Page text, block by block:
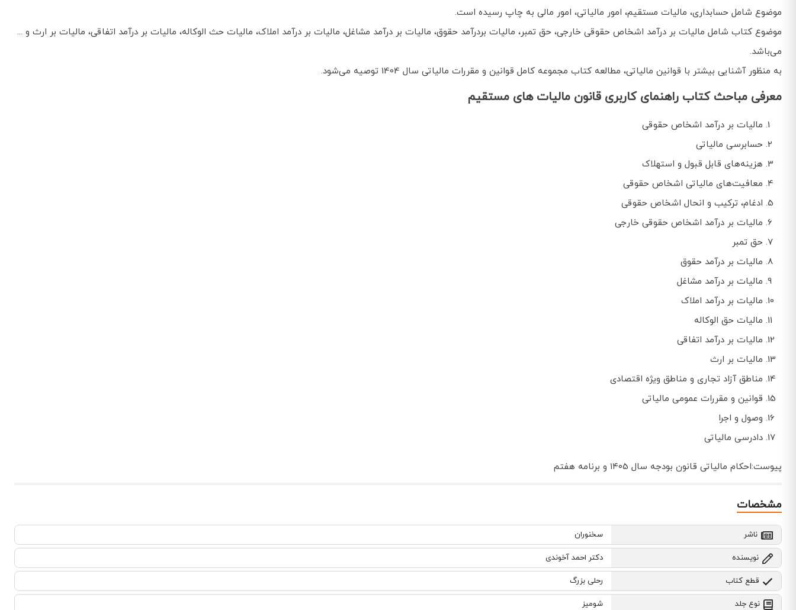
موضوع شامل حسابداری، مالیات مستقیم، امور مالیاتی، امور مالی به چاپ رسیده است.
موضوع کتاب شامل مالیات بر درآمد اشخاص حقوقی خارجی، حق تمبر، مالیات بردرآمد حقوق، مالیات بر درآمد مشاغل، مالیات بر درآمد املاک، مالیات حث الوکاله، مالیات بر درآمد اتفاقی، مالیات بر ارث و ...
می‌باشد.
به منظور آشنایی بیشتر با قوانین مالیاتی، مطالعه کتاب مجموعه کامل قوانین و مقررات مالیاتی سال 1404 توصیه می‌شود.
معرفی مباحث کتاب راهنمای کاربری قانون مالیات های مستقیم
مالیات بر درآمد اشخاص حقوقی
حسابرسی مالیاتی
هزینه‌های قابل قبول و استهلاک
معافیت‌های مالیاتی اشخاص حقوقی
ادغام، ترکیب و انحال اشخاص حقوقی
مالیات بر درآمد اشخاص حقوقی خارجی
حق تمبر
مالیات بر درآمد حقوق
مالیات بر درآمد مشاغل
مالیات بر درآمد املاک
مالیات حق الوکاله
مالیات بر درآمد اتفاقی
مالیات بر ارث
مناطق آزاد تجاری و مناطق ویژه اقتصادی
قوانین و مقررات عمومی مالیاتی
وصول و اجرا
دادرسی مالیاتی
پیوست:احکام مالیاتی قانون بودجه سال ۱۴۰5 و برنامه هفتم
مشخصات
ناشر سخنوران
نویسنده دکتر احمد آخوندی
قطع کتاب رحلی بزرگ
نوع جلد شومیز